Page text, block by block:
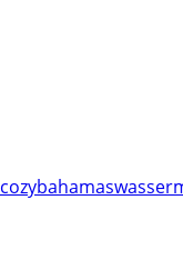
cozybahamas